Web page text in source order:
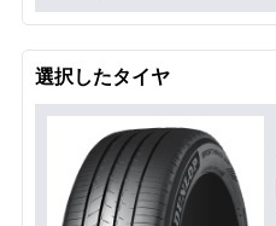
選択したタイヤ